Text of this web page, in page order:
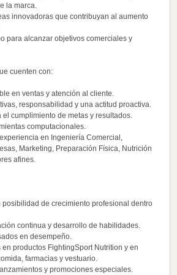
la marca.
innovadoras que contribuyan al aumento
para alcanzar objetivos comerciales y
cuenten con:
en ventas y atención al cliente.
responsabilidad y una actitud proactiva.
cumplimiento de metas y resultados.
computacionales.
en Ingeniería Comercial,
Marketing, Preparación Física, Nutrición
afines.
de crecimiento profesional dentro
continua y desarrollo de habilidades.
en desempeño.
productos FightingSport Nutrition y en
farmacias y vestuario.
y promociones especiales.